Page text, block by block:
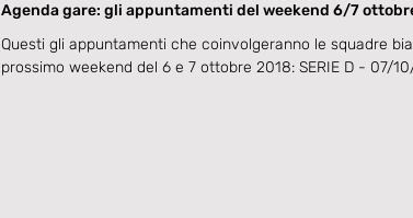
Agenda gare: gli appuntamenti del weekend 6/7
Questi gli appuntamenti che coinvolgeranno le squadre
prossimo weekend del 6 e 7 ottobre 2018: SERIE D - 07/